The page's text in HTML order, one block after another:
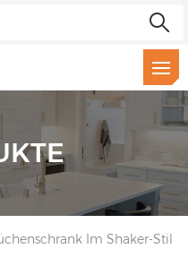
Im Shaker-Stil